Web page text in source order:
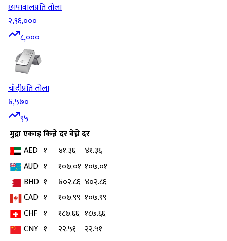
छापावालप्रति तोला
२,९६,०००
८,०००
चाँदीप्रति तोला
४,५७०
९५
मुद्राएकाइकिन्ने दरबेच्ने दर
AED १ ४१.३६
४१.३६
AUD १ १०७.०१ १०७.०१
BHD १ ४०२.८६ ४०२.८६
CAD १ १०७.९९ १०७.९९
CHF १ १८७.६६ १८७.६६
CNY १ २२.५१
२२.५१